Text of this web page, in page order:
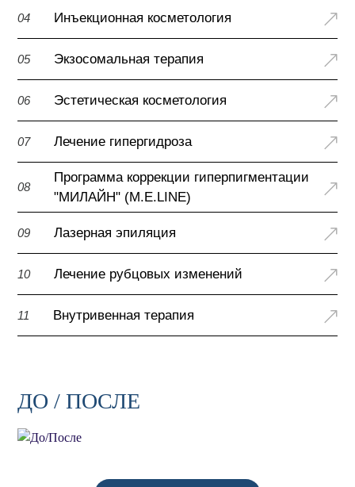
04 Инъекционная косметология
05 Экзосомальная терапия
06 Эстетическая косметология
07 Лечение гипергидроза
08
Программа коррекции гиперпигментации
"МИЛАЙН" (M.E.LINE)
09 Лазерная эпиляция
10 Лечение рубцовых изменений
11 Внутривенная терапия
ДО / ПОСЛЕ